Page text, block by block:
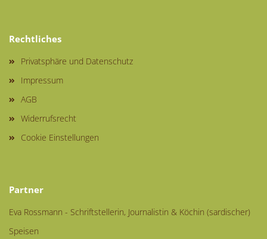
Rechtliches
Privatsphäre und Datenschutz
Impressum
AGB
Widerrufsrecht
Cookie Einstellungen
Partner
Eva Rossmann - Schriftstellerin, Journalistin & Köchin (sardischer)
Speisen